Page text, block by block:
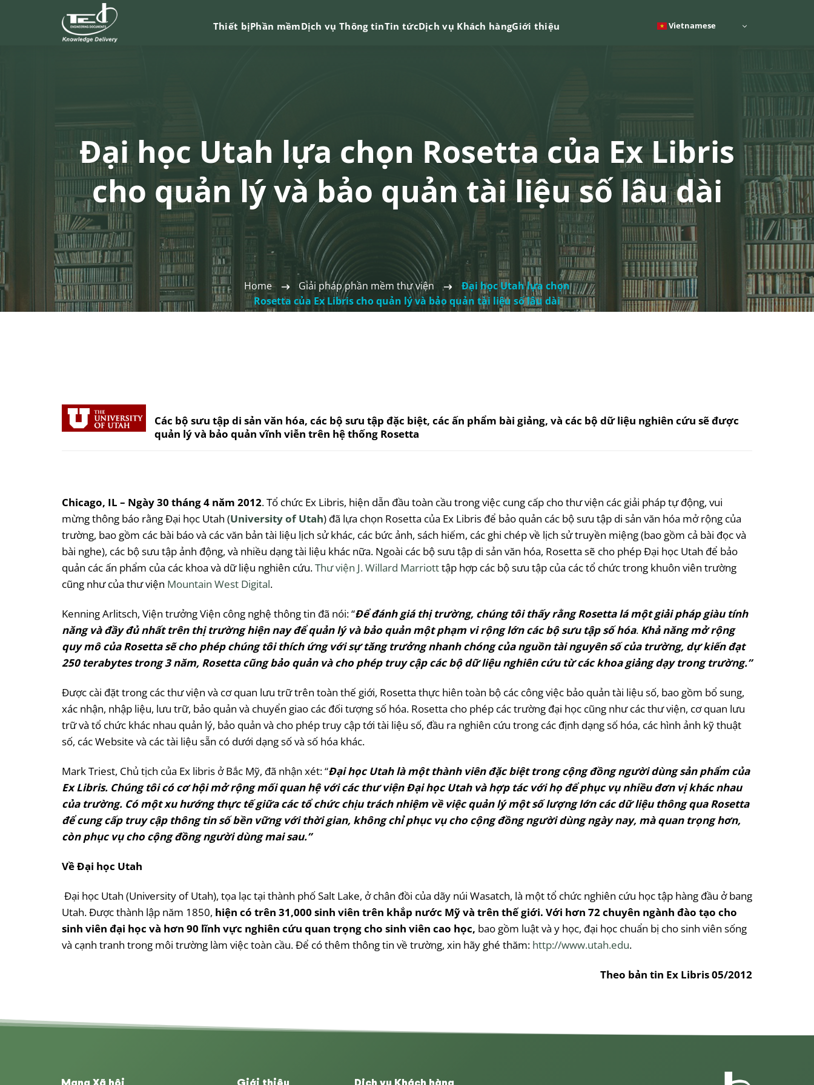
Thiết bịPhần mềmDịch vụ Thông tinTin tứcDịch vụ Khách hàngGiới thiệu Vietnamese
Đại học Utah lựa chọn Rosetta của Ex Libris
cho quản lý và bảo quản tài liệu số lâu dài
Home Giải pháp phần mềm thư viện
Đại học Utah lựa chọn
Rosetta của Ex Libris cho quản lý và bảo quản tài liệu số lâu dài
Các bộ sưu tập di sản văn hóa, các bộ sưu tập đặc biệt, các ấn phẩm bài giảng, và các bộ dữ liệu nghiên cứu sẽ được
quản lý và bảo quản vĩnh viễn trên hệ thống Rosetta
Chicago, IL – Ngày 30 tháng 4 năm 2012. Tổ chức Ex Libris, hiện dẫn đầu toàn cầu trong việc cung cấp cho thư viện các giải pháp tự động, vui
mừng thông báo rằng Đại học Utah (University of Utah) đã lựa chọn Rosetta của Ex Libris để bảo quản các bộ sưu tập di sản văn hóa mở rộng của
trường, bao gồm các bài báo và các văn bản tài liệu lịch sử khác, các bức ảnh, sách hiếm, các ghi chép về lịch sử truyền miệng (bao gồm cả bài đọc và
bài nghe), các bộ sưu tập ảnh động, và nhiều dạng tài liệu khác nữa. Ngoài các bộ sưu tập di sản văn hóa, Rosetta sẽ cho phép Đại học Utah để bảo
quản các ấn phẩm của các khoa và dữ liệu nghiên cứu.Thư viện J. Willard Marriotttập hợp các bộ sưu tập của các tổ chức trong khuôn viên trường
cũng như của thư viện Mountain West Digital.
Kenning Arlitsch, Viện trưởng Viện công nghệ thông tin đã nói: “Để đánh giá thị trường, chúng tôi thấy rằng Rosetta lá một giải pháp giàu tính
năng và đầy đủ nhất trên thị trường hiện nay để quản lý và bảo quản một phạm vi rộng lớn các bộ sưu tập số hóa. Khả năng mở rộng
quy mô của Rosetta sẽ cho phép chúng tôi thích ứng với sự tăng trưởng nhanh chóng của nguồn tài nguyên số của trường, dự kiến đạt
250 terabytes trong 3 năm, Rosetta cũng bảo quản và cho phép truy cập các bộ dữ liệu nghiên cứu từ các khoa giảng dạy trong trường.”
Được cài đặt trong các thư viện và cơ quan lưu trữ trên toàn thế giới, Rosetta thực hiên toàn bộ các công việc bảo quản tài liệu số, bao gồm bổ sung,
xác nhận, nhập liệu, lưu trữ, bảo quản và chuyển giao các đối tượng số hóa. Rosetta cho phép các trường đại học cũng như các thư viện, cơ quan lưu
trữ và tổ chức khác nhau quản lý, bảo quản và cho phép truy cập tới tài liệu số, đầu ra nghiên cứu trong các định dạng số hóa, các hình ảnh kỹ thuật
số, các Website và các tài liệu sẵn có dưới dạng số và số hóa khác.
Mark Triest, Chủ tịch của Ex libris ở Bắc Mỹ, đã nhận xét: “Đại học Utah là một thành viên đặc biệt trong cộng đồng người dùng sản phẩm của
Ex Libris. Chúng tôi có cơ hội mở rộng mối quan hệ với các thư viện Đại học Utah và hợp tác với họ để phục vụ nhiều đơn vị khác nhau
của trường. Có một xu hướng thực tế giữa các tổ chức chịu trách nhiệm về việc quản lý một số lượng lớn các dữ liệu thông qua Rosetta
để cung cấp truy cập thông tin số bền vững với thời gian, không chỉ phục vụ cho cộng đồng người dùng ngày nay, mà quan trọng hơn,
còn phục vụ cho cộng đồng người dùng mai sau.”
Về Đại học Utah
Đại học Utah (University of Utah), tọa lạc tại thành phố Salt Lake, ở chân đồi của dãy núi Wasatch, là một tổ chức nghiên cứu học tập hàng đầu ở bang
Utah. Được thành lập năm 1850, hiện có trên 31,000 sinh viên trên khắp nước Mỹ và trên thế giới. Với hơn 72 chuyên ngành đào tạo cho
sinh viên đại học và hơn 90 lĩnh vực nghiên cứu quan trọng cho sinh viên cao học, bao gồm luật và y học, đại học chuẩn bị cho sinh viên sống
và cạnh tranh trong môi trường làm việc toàn cầu. Để có thêm thông tin về trường, xin hãy ghé thăm: http://www.utah.edu.
Theo bản tin Ex Libris 05/2012